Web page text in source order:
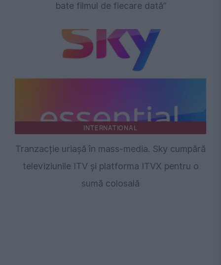
bate filmul de fiecare dată”
INTERNATIONAL
Tranzacție uriașă în mass-media. Sky cumpără
televiziunile ITV și platforma ITVX pentru o
sumă colosală